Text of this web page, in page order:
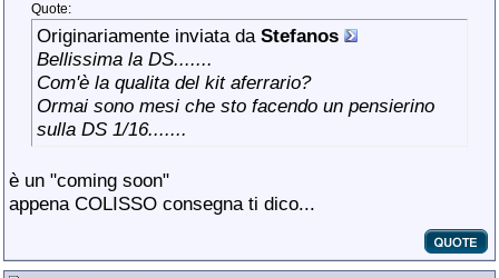
Quote:
Originariamente inviata da Stefanos
Bellissima la DS.......
Com'è la qualita del kit aferrario?
Ormai sono mesi che sto facendo un pensierino
sulla DS 1/16.......
è un "coming soon"
appena COLISSO consegna ti dico...